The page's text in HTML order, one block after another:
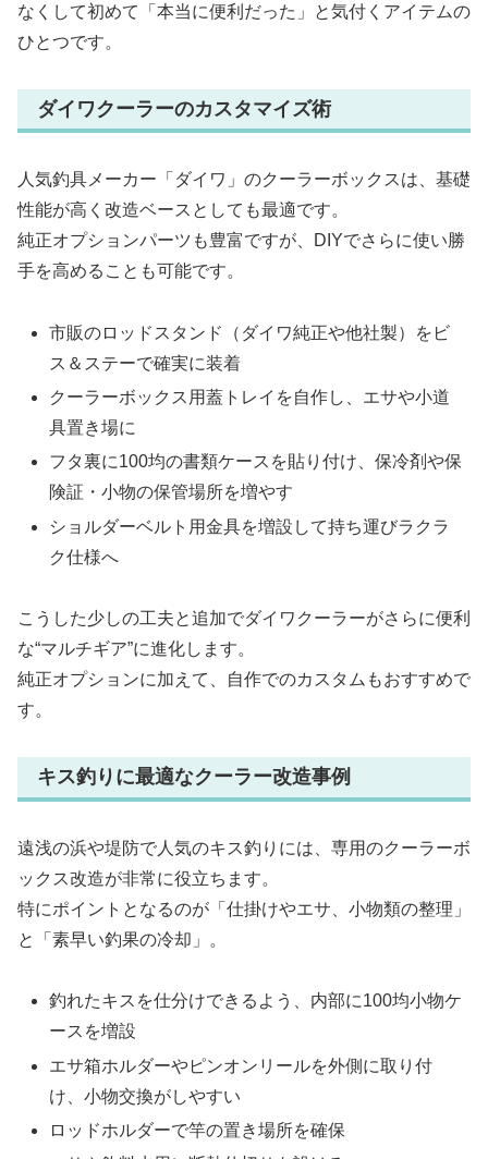
なくして初めて「本当に便利だった」と気付くアイテムの
ひとつです。
ダイワクーラーのカスタマイズ術
人気釣具メーカー「ダイワ」のクーラーボックスは、基礎
性能が高く改造ベースとしても最適です。
純正オプションパーツも豊富ですが、DIYでさらに使い勝
手を高めることも可能です。
市販のロッドスタンド（ダイワ純正や他社製）をビ
ス＆ステーで確実に装着
クーラーボックス用蓋トレイを自作し、エサや小道
具置き場に
フタ裏に100均の書類ケースを貼り付け、保冷剤や保
険証・小物の保管場所を増やす
ショルダーベルト用金具を増設して持ち運びラクラ
ク仕様へ
こうした少しの工夫と追加でダイワクーラーがさらに便利
な“マルチギア”に進化します。
純正オプションに加えて、自作でのカスタムもおすすめで
す。
キス釣りに最適なクーラー改造事例
遠浅の浜や堤防で人気のキス釣りには、専用のクーラーボ
ックス改造が非常に役立ちます。
特にポイントとなるのが「仕掛けやエサ、小物類の整理」
と「素早い釣果の冷却」。
釣れたキスを仕分けできるよう、内部に100均小物ケ
ースを増設
エサ箱ホルダーやピンオンリールを外側に取り付
け、小物交換がしやすい
ロッドホルダーで竿の置き場所を確保